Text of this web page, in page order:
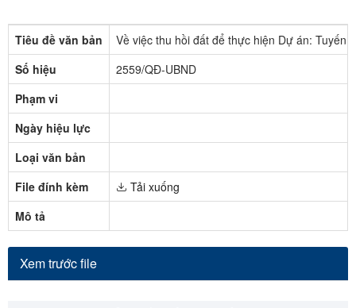
Tiêu đề văn bản
Về việc thu hồi đất để thực hiện Dự án: Tuyến
Số hiệu
2559/QĐ-UBND
Phạm vi
Ngày hiệu lực
Loại văn bản
File đính kèm
Tải xuống
Mô tả
Xem trước file